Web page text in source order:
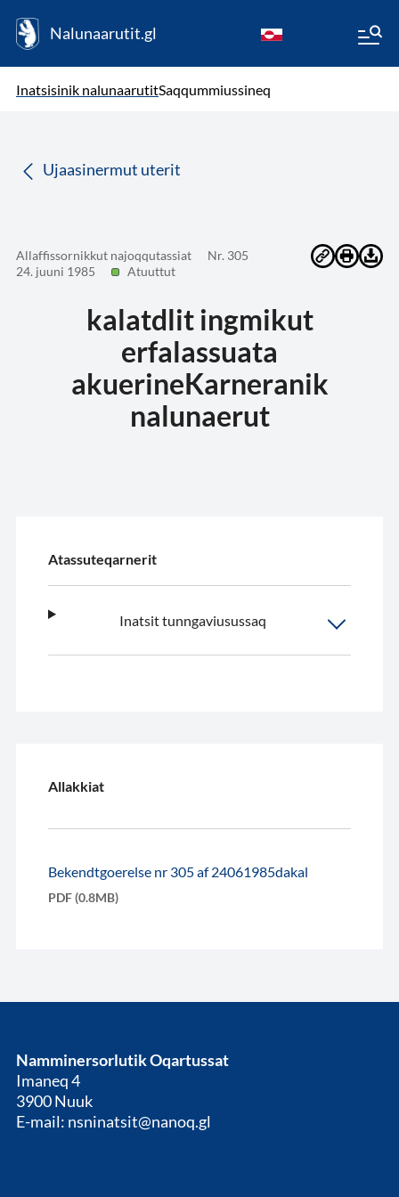
Nalunaarutit.gl
Inatsisinik nalunaarutitSaqqummiussineq
Ujaasinermut uterit
Allaffissornikkut najoqqutassiat
Nr. 305
24. juuni 1985
Atuuttut
kalatdlit ingmikut
erfalassuata
akuerineKarneranik
nalunaerut
Atassuteqarnerit
Inatsit tunngaviusussaq
Allakkiat
Bekendtgoerelse nr 305 af 24061985dakal
PDF (0.8MB)
Namminersorlutik Oqartussat
Imaneq 4
3900 Nuuk
E-mail: nsninatsit@nanoq.gl